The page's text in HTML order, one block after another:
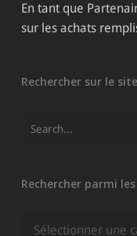
En tant que
sur les achats
Rechercher sur le site
Rechercher parmi
Rechercher